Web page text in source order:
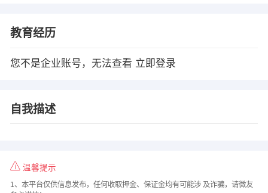
教育经历
您不是企业账号，无法查看 立即登录
自我描述
温馨提示
1、本平台仅供信息发布，任何收取押金、保证金均有可能涉 及诈骗，请微友